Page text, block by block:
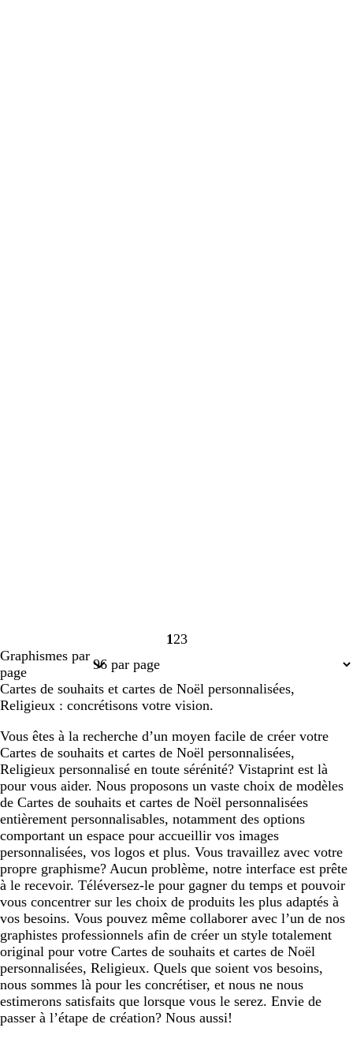
Page
1 Page
2Page
3
Graphismes par
page
Cartes de souhaits et cartes de Noël personnalisées,
Religieux : concrétisons votre vision.
Vous êtes à la recherche d’un moyen facile de créer votre
Cartes de souhaits et cartes de Noël personnalisées,
Religieux personnalisé en toute sérénité? Vistaprint est là
pour vous aider. Nous proposons un vaste choix de modèles
de Cartes de souhaits et cartes de Noël personnalisées
entièrement personnalisables, notamment des options
comportant un espace pour accueillir vos images
personnalisées, vos logos et plus. Vous travaillez avec votre
propre graphisme? Aucun problème, notre interface est prête
à le recevoir. Téléversez-le pour gagner du temps et pouvoir
vous concentrer sur les choix de produits les plus adaptés à
vos besoins. Vous pouvez même collaborer avec l’un de nos
graphistes professionnels afin de créer un style totalement
original pour votre Cartes de souhaits et cartes de Noël
personnalisées, Religieux. Quels que soient vos besoins,
nous sommes là pour les concrétiser, et nous ne nous
estimerons satisfaits que lorsque vous le serez. Envie de
passer à l’étape de création? Nous aussi!